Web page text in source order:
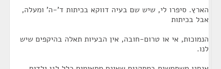
הארץ. סיפרו לי, שיש שם בעיה דווקא בכיתות ד'-ה' ומעלה,
אבל בכיתות
הנמוכות, אי או טרום-חובה, אין הבעיות תאלה בהיקפים שיש
לנו.